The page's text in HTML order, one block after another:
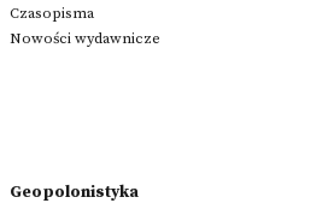
Czasopisma
Nowości wydawnicze
Geopolonistyka